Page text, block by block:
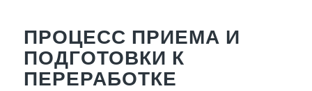
ПРОЦЕСС ПРИЕМА И
ПОДГОТОВКИ К
ПЕРЕРАБОТКЕ